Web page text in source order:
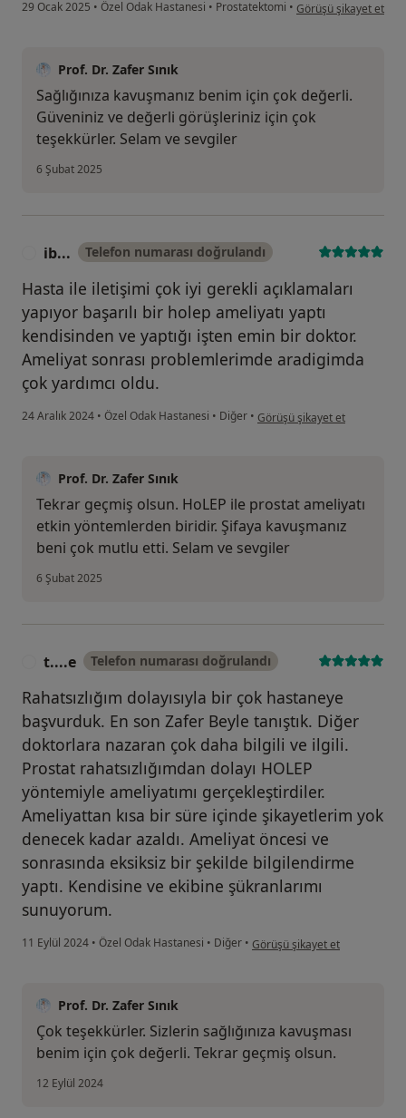
29 Ocak 2025 • Özel Odak Hastanesi • Prostatektomi • kullanıcının
Görüşü şikayet et
Prof. Dr. Zafer Sınık
Sağlığınıza kavuşmanız benim için çok değerli.
Güveniniz ve değerli görüşleriniz için çok
teşekkürler. Selam ve sevgiler
6 Şubat 2025
ib... Telefon numarası doğrulandı
Hasta ile iletişimi çok iyi gerekli açıklamaları
yapıyor başarılı bir holep ameliyatı yaptı
kendisinden ve yaptığı işten emin bir doktor.
Ameliyat sonrası problemlerimde aradigimda
çok yardımcı oldu.
24 Aralık 2024 • Özel Odak Hastanesi • Diğer • kullanıcının görüşüne göre
Görüşü şikayet et
Prof. Dr. Zafer Sınık
Tekrar geçmiş olsun. HoLEP ile prostat ameliyatı
etkin yöntemlerden biridir. Şifaya kavuşmanız
beni çok mutlu etti. Selam ve sevgiler
6 Şubat 2025
t....e Telefon numarası doğrulandı
Rahatsızlığım dolayısıyla bir çok hastaneye
başvurduk. En son Zafer Beyle tanıştık. Diğer
doktorlara nazaran çok daha bilgili ve ilgili.
Prostat rahatsızlığımdan dolayı HOLEP
yöntemiyle ameliyatımı gerçekleştirdiler.
Ameliyattan kısa bir süre içinde şikayetlerim yok
denecek kadar azaldı. Ameliyat öncesi ve
sonrasında eksiksiz bir şekilde bilgilendirme
yaptı. Kendisine ve ekibine şükranlarımı
sunuyorum.
11 Eylül 2024 • Özel Odak Hastanesi • Diğer • kullanıcının görüşüne göre
Görüşü şikayet et
Prof. Dr. Zafer Sınık
Çok teşekkürler. Sizlerin sağlığınıza kavuşması
benim için çok değerli. Tekrar geçmiş olsun.
12 Eylül 2024